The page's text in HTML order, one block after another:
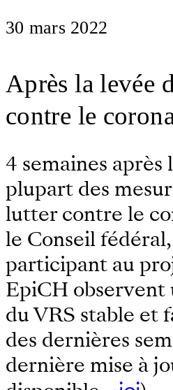
30 mars 2022
Après la levée
contre le
4 semaines après
plupart des
lutter contre le
le Conseil
participant au
EpiCH
du VRS stable et
des dernières
dernière mise à